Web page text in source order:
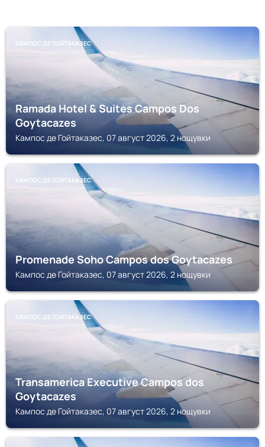
КАМПОС ДЕ ГОЙТАКАЗЕС
Ramada Hotel & Suites Campos Dos
Goytacazes
Кампос де Гойтаказес, 07 август 2026, 2 нощувки
КАМПОС ДЕ ГОЙТАКАЗЕС
Promenade Soho Campos dos Goytacazes
Кампос де Гойтаказес, 07 август 2026, 2 нощувки
КАМПОС ДЕ ГОЙТАКАЗЕС
Transamerica Executive Campos dos
Goytacazes
Кампос де Гойтаказес, 07 август 2026, 2 нощувки